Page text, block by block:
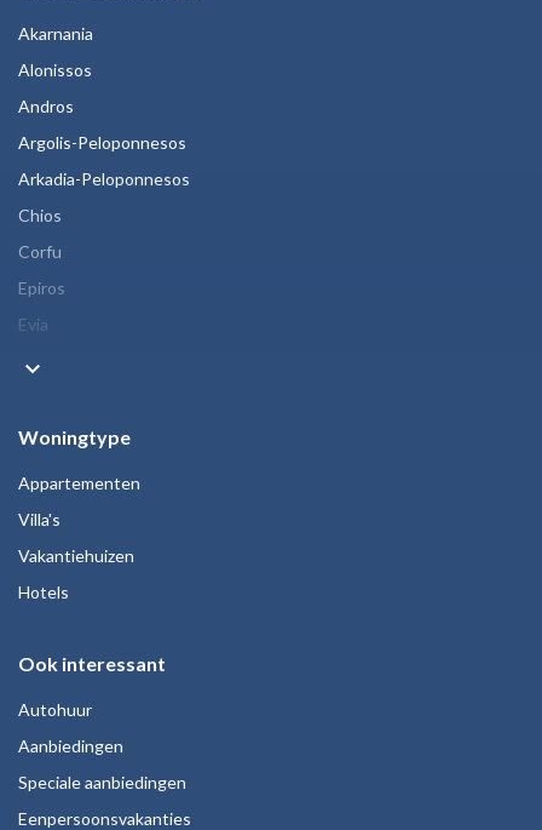
Akarnania
Alonissos
Andros
Argolis-Peloponnesos
Arkadia-Peloponnesos
Chios
Corfu
Epiros
Evia
keyboard_arrow_down
Woningtype
Appartementen
Villa's
Vakantiehuizen
Hotels
Ook interessant
Autohuur
Aanbiedingen
Speciale aanbiedingen
Eenpersoonsvakanties